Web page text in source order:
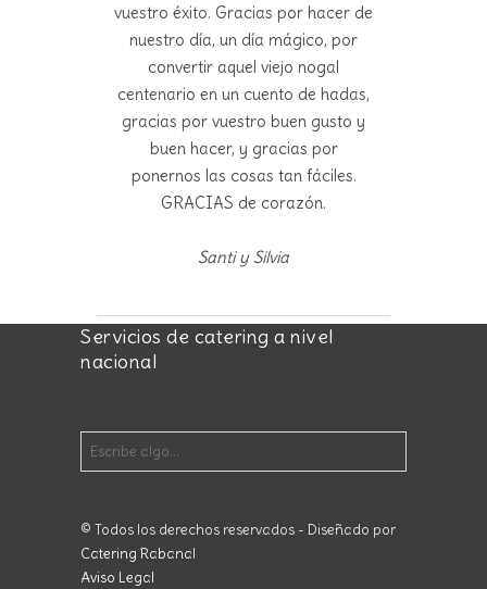
vuestro éxito. Gracias por hacer de
nuestro día, un día mágico, por
convertir aquel viejo nogal
centenario en un cuento de hadas,
gracias por vuestro buen gusto y
buen hacer, y gracias por
ponernos las cosas tan fáciles.
GRACIAS de corazón.
Santi y Silvia
Servicios de catering a nivel
nacional
© Todos los derechos reservados - Diseñado por
Catering Rabanal
Aviso Legal